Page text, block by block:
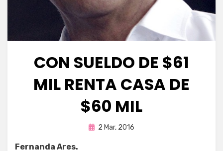
CON SUELDO DE $61
MIL RENTA CASA DE
$60 MIL
porEnrique
Publicada
2 Mar, 2016
Fernanda Ares.